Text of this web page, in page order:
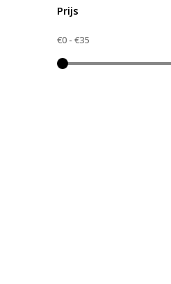
Prijs
€0 - €35